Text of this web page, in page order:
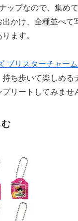
ップなので、集め
かけ、全種並べて
ます。
ブリスターチャー
ち歩いて楽しめる
リートしてみませ